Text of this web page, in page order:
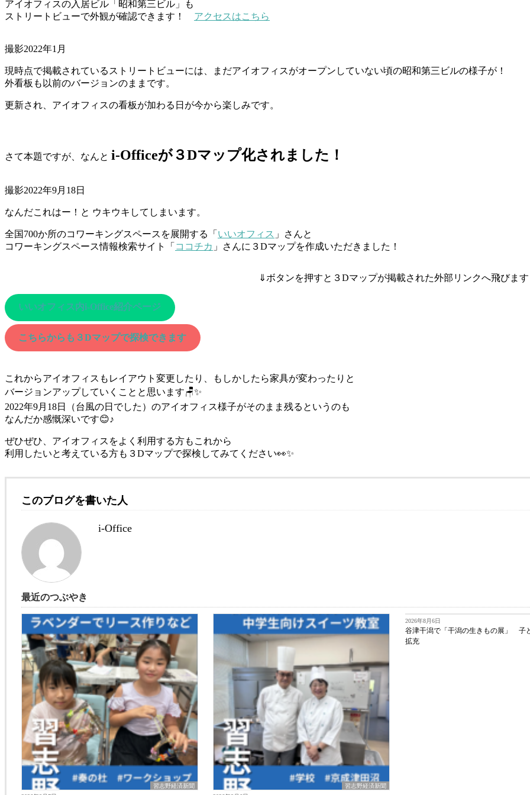
アイオフィスの入居ビル「昭和第三ビル」も
ストリートビューで外観が確認できます！ アクセスはこちら
撮影2022年1月
現時点で掲載されているストリートビューには、まだアイオフィスがオープンしていない頃の昭和第三ビルの様子が！
外看板も以前のバージョンのままです。
更新され、アイオフィスの看板が加わる日が今から楽しみです。
さて本題ですが、なんと i-Officeが３Dマップ化されました！
撮影2022年9月18日
なんだこれはー！と ウキウキしてしまいます。
全国700か所のコワーキングスペースを展開する「 いいオフィス 」さんと
コワーキングスペース情報検索サイト「 ココチカ 」さんに３Dマップを作成いただきました！
⇓ボタンを押すと３Dマップが掲載された外部リンクへ飛びま
いいオフィス内i-Office紹介ページ
こちらからも３Dマップで探検できます
これからアイオフィスもレイアウト変更したり、もしかしたら家具が変わったりと
バージョンアップしていくことと思います🪑✨
2022年9月18日（台風の日でした）のアイオフィス様子がそのまま残るというのも
なんだか感慨深いです😊♪
ぜひぜひ、アイオフィスをよく利用する方もこれから
利用したいと考えている方も３Dマップで探検してみてください👀✨
このブログを書いた人
i-Office
最近のつぶやき
習志野経済新聞
習志野経済新聞
2026年8月6日
谷津干潟で「干潟の生きもの展」 子
拡充